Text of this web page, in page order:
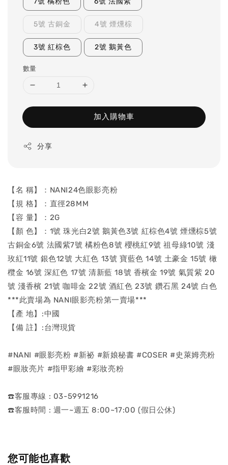
5號 古銅金 4號 煙燻棕
3號 紅棕色 2號 鵝黃色
數量
加入購物車
分享
【名 稱】：NANI24色眼影亮粉
【規 格】：直徑28MM
【容 量】：2G
【顏 色】：1號 珠光白2號 鵝黃色3號 紅棕色4號 煙燻棕5號
古銅金6號 法國紫7號 橘粉色8號 櫻桃紅9號 祖母綠10號 淺
玫紅11號 銀色12號 大紅色 13號 寶藍色 14號 土豪金 15號 橄
欖金 16號 深紅色 17號 清新藍 18號 香檳金 19號 氣質紫 20
號 淺香檳 21號 咖啡金 22號 酒紅色 23號 鑽石黑 24號 白色
***此賣場為 NANI眼影亮粉第一賣場***
【產 地】:中國
【備 註】:台灣現貨
#NANI #眼影亮粉 #新祕 #新娘秘書 #COSER #史萊姆亮粉
#眼妝亮片 #指甲彩繪 #彩妝亮粉
☎️客服專線 : 03-5991216
☎️客服時間 : 週一~週五 8:00~17:00 (假日公休)
您可能也喜歡